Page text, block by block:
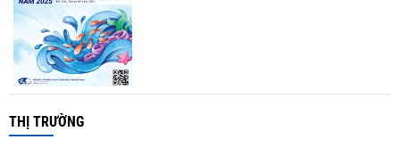
THỊ TRƯỜNG